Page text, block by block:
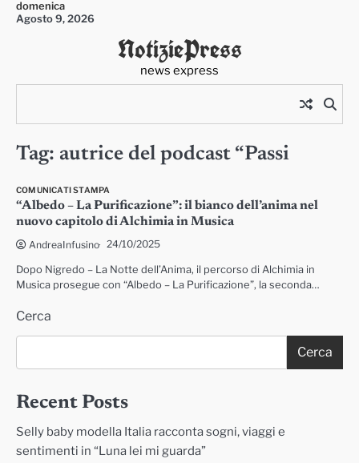
Skipdomenica
Agosto 9, 2026
NotiziePress
news express
Tag: autrice del podcast “Passi
COMUNICATI STAMPA
“Albedo – La Purificazione”: il bianco dell’anima nel
nuovo capitolo di Alchimia in Musica
AndreaInfusino 24/10/2025
Dopo Nigredo – La Notte dell’Anima, il percorso di Alchimia in
Musica prosegue con “Albedo – La Purificazione”, la seconda…
Cerca
Cerca
Recent Posts
Selly baby modella Italia racconta sogni, viaggi e
sentimenti in “Luna lei mi guarda”